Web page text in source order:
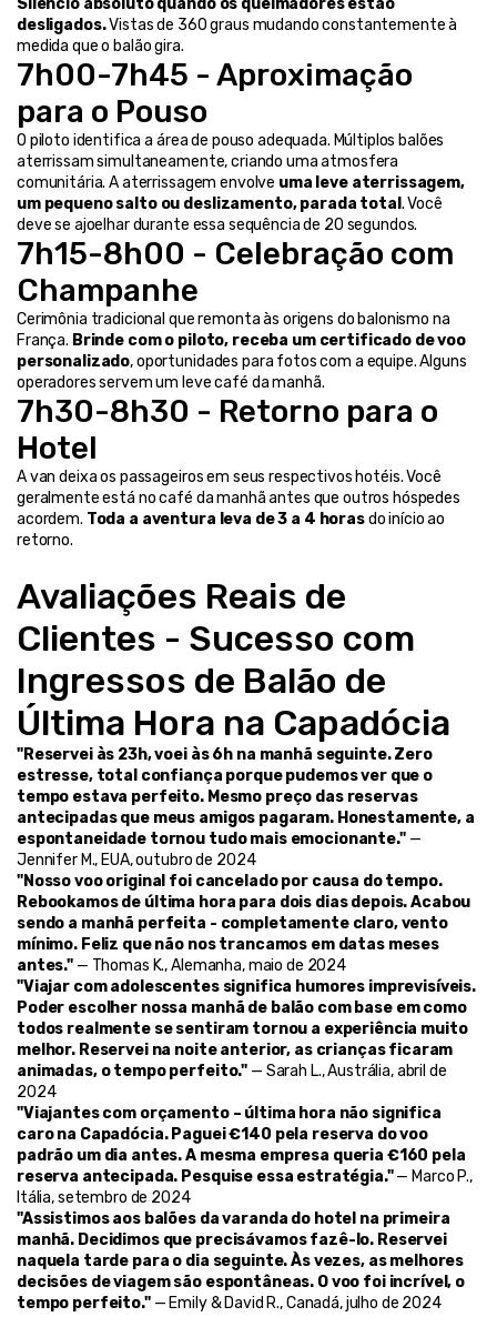
Silêncio absoluto quando os queimadores estão
desligados. Vistas de 360 graus mudando constantemente à
medida que o balão gira.
7h00-7h45 - Aproximação
para o Pouso
O piloto identifica a área de pouso adequada. Múltiplos balões
aterrissam simultaneamente, criando uma atmosfera
comunitária. A aterrissagem envolve uma leve aterrissagem,
um pequeno salto ou deslizamento, parada total . Você
deve se ajoelhar durante essa sequência de 20 segundos.
7h15-8h00 - Celebração com
Champanhe
Cerimônia tradicional que remonta às origens do balonismo na
França. Brinde com o piloto, receba um certificado de voo
personalizado, oportunidades para fotos com a equipe. Alguns
operadores servem um leve café da manhã.
7h30-8h30 - Retorno para o
Hotel
A van deixa os passageiros em seus respectivos hotéis. Você
geralmente está no café da manhã antes que outros hóspedes
acordem. Toda a aventura leva de 3 a 4 horas do início ao
retorno.
Avaliações Reais de
Clientes - Sucesso com
Ingressos de Balão de
Última Hora na Capadócia
"Reservei às 23h, voei às 6h na manhã seguinte. Zero
estresse, total confiança porque pudemos ver que o
tempo estava perfeito. Mesmo preço das reservas
antecipadas que meus amigos pagaram. Honestamente, a
espontaneidade tornou tudo mais emocionante." —
Jennifer M., EUA, outubro de 2024
"Nosso voo original foi cancelado por causa do tempo.
Rebookamos de última hora para dois dias depois. Acabou
sendo a manhã perfeita - completamente claro, vento
mínimo. Feliz que não nos trancamos em datas meses
antes." — Thomas K., Alemanha, maio de 2024
"Viajar com adolescentes significa humores imprevisíveis.
Poder escolher nossa manhã de balão com base em como
todos realmente se sentiram tornou a experiência muito
melhor. Reservei na noite anterior, as crianças ficaram
animadas, o tempo perfeito." — Sarah L., Austrália, abril de
2024
"Viajantes com orçamento – última hora não significa
caro na Capadócia. Paguei €140 pela reserva do voo
padrão um dia antes. A mesma empresa queria €160 pela
reserva antecipada. Pesquise essa estratégia." — Marco P.,
Itália, setembro de 2024
"Assistimos aos balões da varanda do hotel na primeira
manhã. Decidimos que precisávamos fazê-lo. Reservei
naquela tarde para o dia seguinte. Às vezes, as melhores
decisões de viagem são espontâneas. O voo foi incrível, o
tempo perfeito." — Emily & David R., Canadá, julho de 2024